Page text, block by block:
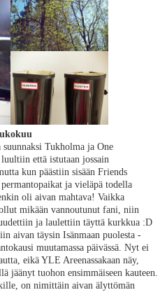
Tukholma ja One
että istutaan jossain
kun päästiin sisään Friends
ja vieläpä todella
oli aivan mahtava! Vaikka
mikään vannoutunut fani, niin
ja laulettiin täyttä kurkkua :D
aivan täysin Isänmaan puolesta -
muutamassa päivässä. Nyt ei
eikä YLE Areenassakaan näy,
jäänyt tuohon ensimmäiseen kauteen.
on nimittäin aivan älyttömän